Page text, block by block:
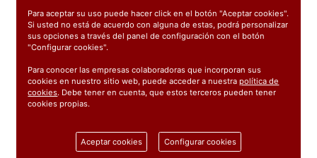
Para aceptar su uso puede hacer click en el botón "Aceptar cookies".
Si usted no está de acuerdo con alguna de estas, podrá personalizar
sus opciones a través del panel de configuración con el botón
"Configurar cookies".
Para conocer las empresas colaboradoras que incorporan sus
cookies en nuestro sitio web, puede acceder a nuestrapolítica de
cookies. Debe tener en cuenta, que estos terceros pueden tener
cookies propias.
Aceptar cookies Configurar cookies